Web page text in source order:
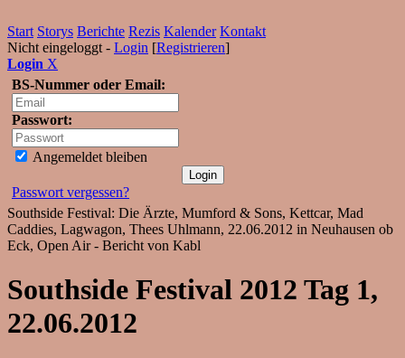
Start Storys Berichte Rezis Kalender Kontakt
Nicht eingeloggt - Login [Registrieren]
Login X
BS-Nummer oder Email:
Passwort:
Angemeldet bleiben
Passwort vergessen?
Southside Festival: Die Ärzte, Mumford & Sons, Kettcar, Mad
Caddies, Lagwagon, Thees Uhlmann, 22.06.2012 in Neuhausen ob
Eck, Open Air - Bericht von Kabl
Southside Festival 2012 Tag 1,
22.06.2012